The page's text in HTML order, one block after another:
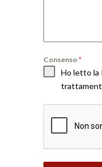
Consenso *
Ho letto la